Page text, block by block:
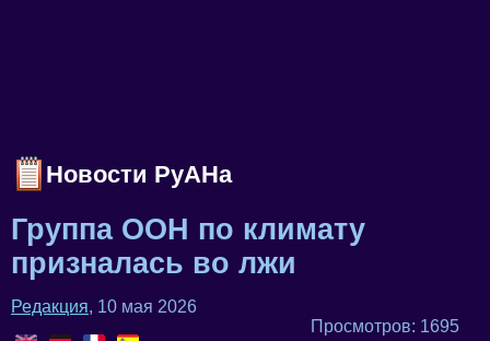
Новости РуАНа
Группа ООН по климату
призналась во лжи
Редакция, 10 мая 2026
Просмотров: 1695